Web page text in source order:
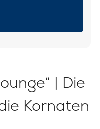
| Die
Kornaten